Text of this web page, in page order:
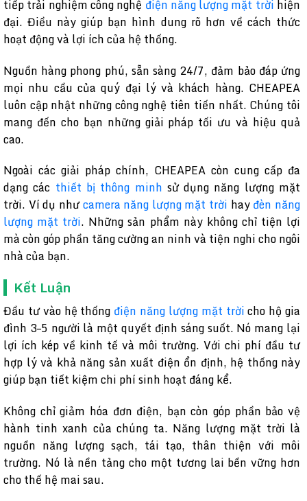
tiếp trải nghiệm công nghệ điện năng lượng mặt trời hiện
đại. Điều này giúp bạn hình dung rõ hơn về cách thức
hoạt động và lợi ích của hệ thống.
Nguồn hàng phong phú, sẵn sàng 24/7, đảm bảo đáp ứng
mọi nhu cầu của quý đại lý và khách hàng. CHEAPEA
luôn cập nhật những công nghệ tiên tiến nhất. Chúng tôi
mang đến cho bạn những giải pháp tối ưu và hiệu quả
cao.
Ngoài các giải pháp chính, CHEAPEA còn cung cấp đa
dạng các thiết bị thông minh sử dụng năng lượng mặt
trời. Ví dụ nhưcamera năng lượng mặt trời hayđèn năng
lượng mặt trời. Những sản phẩm này không chỉ tiện lợi
mà còn góp phần tăng cường an ninh và tiện nghi cho ngôi
nhà của bạn.
Kết Luận
Đầu tư vào hệ thống điện năng lượng mặt trờicho hộ gia
đình 3–5 người là một quyết định sáng suốt. Nó mang lại
lợi ích kép về kinh tế và môi trường. Với chi phí đầu tư
hợp lý và khả năng sản xuất điện ổn định, hệ thống này
giúp bạn tiết kiệm chi phí sinh hoạt đáng kể.
Không chỉ giảm hóa đơn điện, bạn còn góp phần bảo vệ
hành tinh xanh của chúng ta. Năng lượng mặt trời là
nguồn năng lượng sạch, tái tạo, thân thiện với môi
trường. Nó là nền tảng cho một tương lai bền vững hơn
cho thế hệ mai sau.